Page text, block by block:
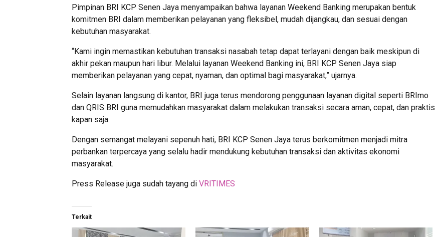
Pimpinan BRI KCP Senen Jaya menyampaikan bahwa layanan Weekend Banking merupakan bentuk
komitmen BRI dalam memberikan pelayanan yang fleksibel, mudah dijangkau, dan sesuai dengan
kebutuhan masyarakat.
“Kami ingin memastikan kebutuhan transaksi nasabah tetap dapat terlayani dengan baik meskipun di
akhir pekan maupun hari libur. Melalui layanan Weekend Banking ini, BRI KCP Senen Jaya siap
memberikan pelayanan yang cepat, nyaman, dan optimal bagi masyarakat,” ujarnya.
Selain layanan langsung di kantor, BRI juga terus mendorong penggunaan layanan digital seperti BRImo
dan QRIS BRI guna memudahkan masyarakat dalam melakukan transaksi secara aman, cepat, dan praktis
kapan saja.
Dengan semangat melayani sepenuh hati, BRI KCP Senen Jaya terus berkomitmen menjadi mitra
perbankan terpercaya yang selalu hadir mendukung kebutuhan transaksi dan aktivitas ekonomi
masyarakat.
Press Release juga sudah tayang di VRITIMES
Terkait